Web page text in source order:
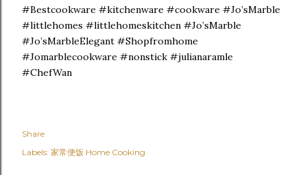
#Bestcookware #kitchenware #cookware #Jo’sMarble
#littlehomes #littlehomeskitchen #Jo’sMarble
#Jo’sMarbleElegant #Shopfromhome
#Jomarblecookware #nonstick #julianaramle
#ChefWan
Share
Labels: 家常便饭 Home Cooking